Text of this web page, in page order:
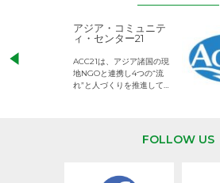
アジア・コミュニテ
ィ・センター21
ACC21は、アジア諸国の現
地NGOと連携し4つの“流
れ”と人づくりを推進してい
FOLLOW US